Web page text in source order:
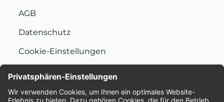
AGB
Datenschutz
Cookie-Einstellungen